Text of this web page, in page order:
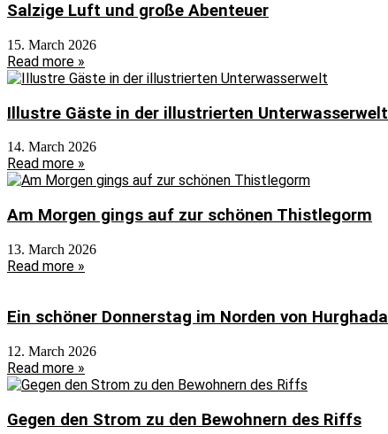
Salzige Luft und große Abenteuer
15. March 2026
Read more »
Illustre Gäste in der illustrierten Unterwasserwelt
14. March 2026
Read more »
Am Morgen gings auf zur schönen Thistlegorm
13. March 2026
Read more »
Ein schöner Donnerstag im Norden von Hurghada
12. March 2026
Read more »
Gegen den Strom zu den Bewohnern des Riffs